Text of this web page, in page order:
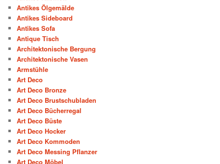
Antikes Ölgemälde
Antikes Sideboard
Antikes Sofa
Antique Tisch
Architektonische Bergung
Architektonische Vasen
Armstühle
Art Deco
Art Deco Bronze
Art Deco Brustschubladen
Art Deco Bücherregal
Art Deco Büste
Art Deco Hocker
Art Deco Kommoden
Art Deco Messing Pflanzer
Art Deco Möbel